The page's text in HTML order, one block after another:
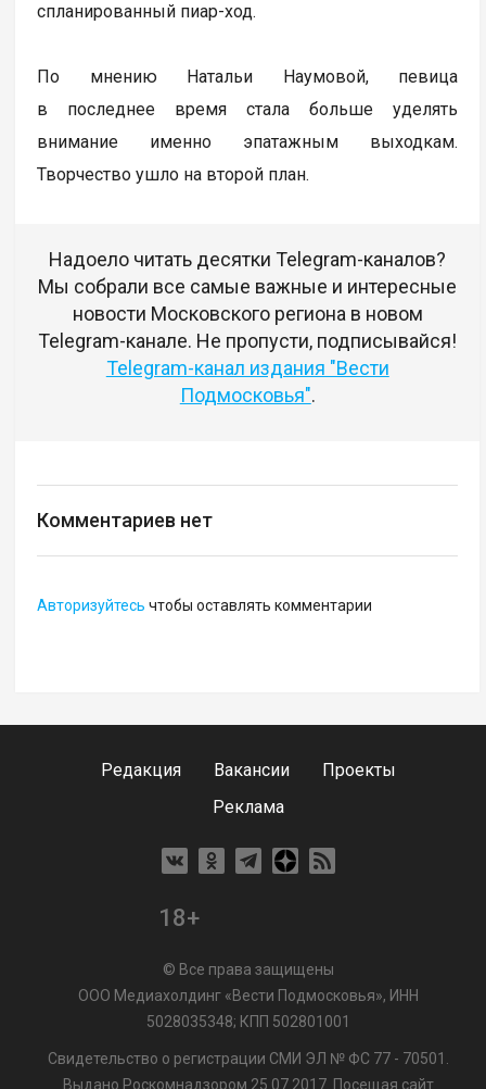
спланированный пиар-ход.
По мнению Натальи Наумовой, певица
в последнее время стала больше уделять
внимание именно эпатажным выходкам.
Творчество ушло на второй план.
Надоело читать десятки Telegram-каналов?
Мы собрали все самые важные и интересные
новости Московского региона в новом
Telegram-канале. Не пропусти, подписывайся!
Telegram-канал издания "Вести
Подмосковья".
Комментариев нет
Авторизуйтесь чтобы оставлять комментарии
Редакция Вакансии
Проекты
Реклама
18+
© Все права защищены
ООО Медиахолдинг «Вести Подмосковья», ИНН
5028035348; КПП 502801001
Свидетельство о регистрации СМИ ЭЛ № ФС 77 - 70501.
Выдано Роскомнадзором 25.07.2017. Посещая сайт